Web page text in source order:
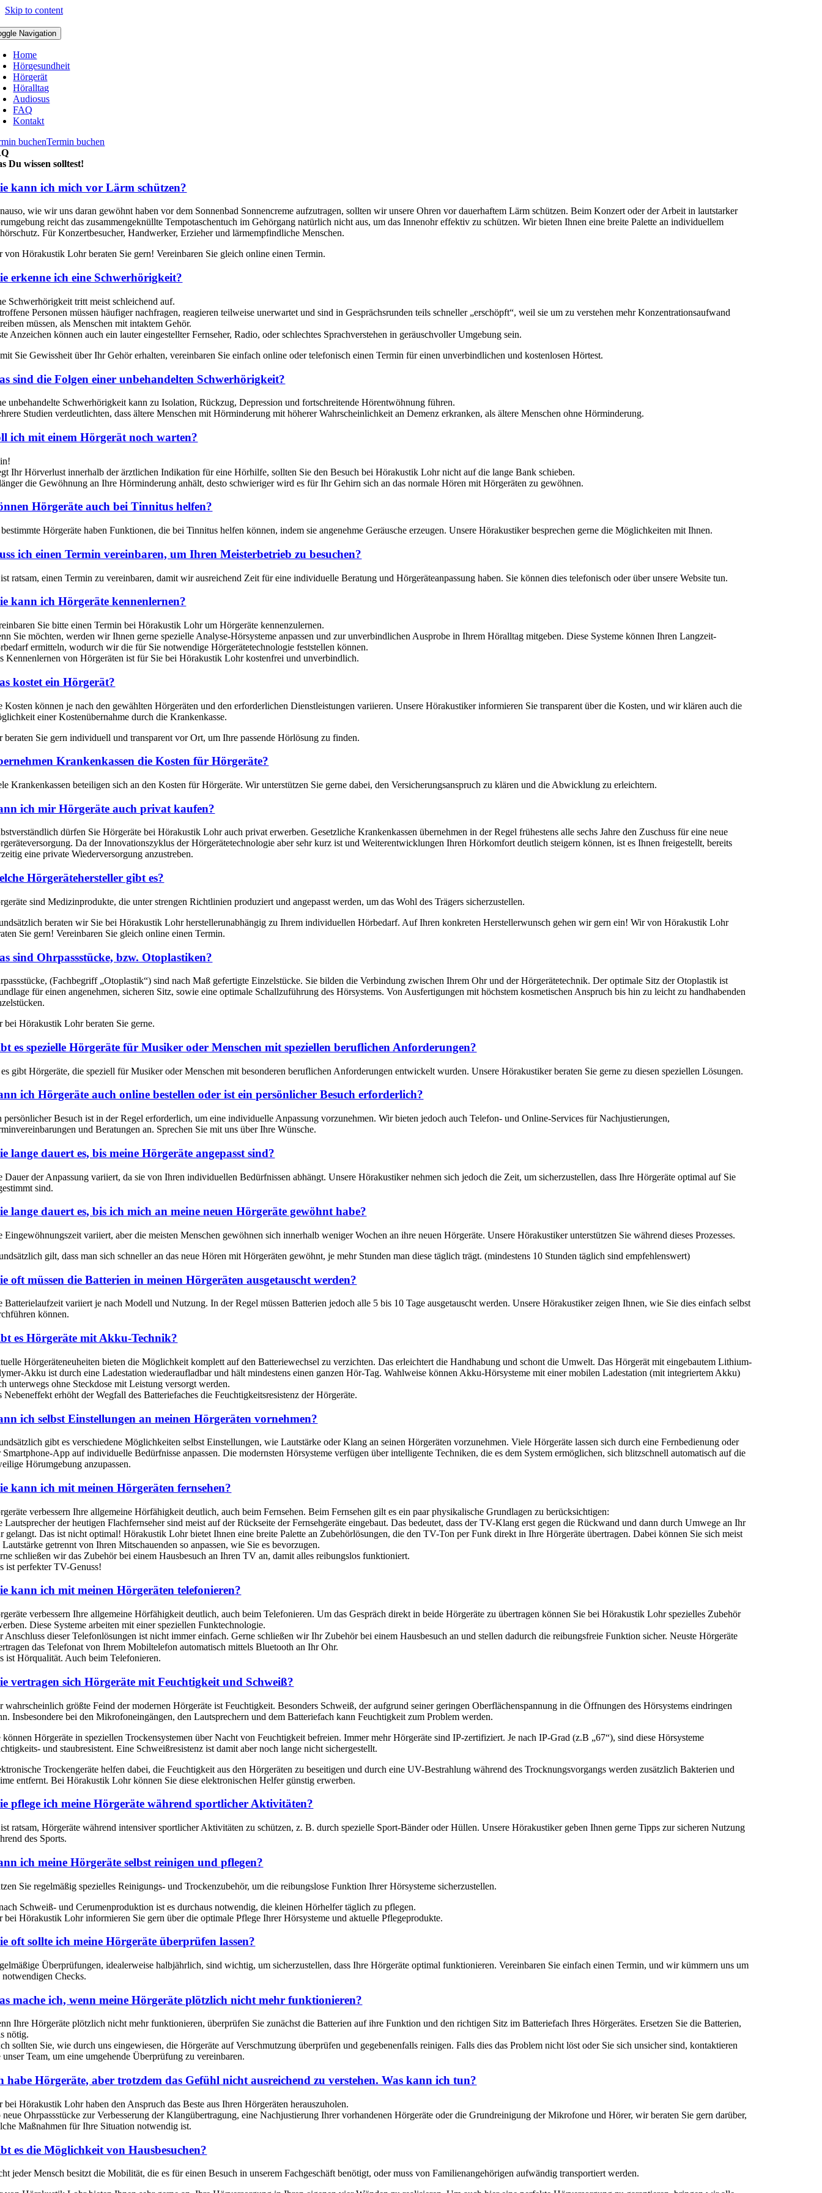
Skip to content
Navigation
Home
Hörgesundheit
Hörgerät
Höralltag
Audiosus
FAQ
Kontakt
buchenTermin buchen
Du wissen solltest!
kann ich mich vor Lärm schützen?
wie wir uns daran gewöhnt haben vor dem Sonnenbad Sonnencreme aufzutragen, sollten wir unsere Ohren vor dauerhaftem Lärm schützen. Beim Konzert oder der Arbeit in lautstarker
reicht das zusammengeknüllte Tempotaschentuch im Gehörgang natürlich nicht aus, um das Innenohr effektiv zu schützen. Wir bieten Ihnen eine breite Palette an individuellem
Für Konzertbesucher, Handwerker, Erzieher und lärmempfindliche Menschen.
von Hörakustik Lohr beraten Sie gern! Vereinbaren Sie gleich online einen Termin.
erkenne ich eine Schwerhörigkeit?
Schwerhörigkeit tritt meist schleichend auf.
Personen müssen häufiger nachfragen, reagieren teilweise unerwartet und sind in Gesprächsrunden teils schneller „erschöpft“, weil sie um zu verstehen mehr Konzentrationsaufwand
müssen, als Menschen mit intaktem Gehör.
Anzeichen können auch ein lauter eingestellter Fernseher, Radio, oder schlechtes Sprachverstehen in geräuschvoller Umgebung sein.
Sie Gewissheit über Ihr Gehör erhalten, vereinbaren Sie einfach online oder telefonisch einen Termin für einen unverbindlichen und kostenlosen Hörtest.
sind die Folgen einer unbehandelten Schwerhörigkeit?
unbehandelte Schwerhörigkeit kann zu Isolation, Rückzug, Depression und fortschreitende Hörentwöhnung führen.
Studien verdeutlichten, dass ältere Menschen mit Hörminderung mit höherer Wahrscheinlichkeit an Demenz erkranken, als ältere Menschen ohne Hörminderung.
ich mit einem Hörgerät noch warten?
Ihr Hörverlust innerhalb der ärztlichen Indikation für eine Hörhilfe, sollten Sie den Besuch bei Hörakustik Lohr nicht auf die lange Bank schieben.
die Gewöhnung an Ihre Hörminderung anhält, desto schwieriger wird es für Ihr Gehirn sich an das normale Hören mit Hörgeräten zu gewöhnen.
Hörgeräte auch bei Tinnitus helfen?
bestimmte Hörgeräte haben Funktionen, die bei Tinnitus helfen können, indem sie angenehme Geräusche erzeugen. Unsere Hörakustiker besprechen gerne die Möglichkeiten mit Ihnen.
ich einen Termin vereinbaren, um Ihren Meisterbetrieb zu besuchen?
ratsam, einen Termin zu vereinbaren, damit wir ausreichend Zeit für eine individuelle Beratung und Hörgeräteanpassung haben. Sie können dies telefonisch oder über unsere Website tun.
kann ich Hörgeräte kennenlernen?
Sie bitte einen Termin bei Hörakustik Lohr um Hörgeräte kennenzulernen.
Sie möchten, werden wir Ihnen gerne spezielle Analyse-Hörsysteme anpassen und zur unverbindlichen Ausprobe in Ihrem Höralltag mitgeben. Diese Systeme können Ihren Langzeit-
ermitteln, wodurch wir die für Sie notwendige Hörgerätetechnologie feststellen können.
Kennenlernen von Hörgeräten ist für Sie bei Hörakustik Lohr kostenfrei und unverbindlich.
kostet ein Hörgerät?
Kosten können je nach den gewählten Hörgeräten und den erforderlichen Dienstleistungen variieren. Unsere Hörakustiker informieren Sie transparent über die Kosten, und wir klären auch die
einer Kostenübernahme durch die Krankenkasse.
beraten Sie gern individuell und transparent vor Ort, um Ihre passende Hörlösung zu finden.
Krankenkassen die Kosten für Hörgeräte?
Krankenkassen beteiligen sich an den Kosten für Hörgeräte. Wir unterstützen Sie gerne dabei, den Versicherungsanspruch zu klären und die Abwicklung zu erleichtern.
ich mir Hörgeräte auch privat kaufen?
dürfen Sie Hörgeräte bei Hörakustik Lohr auch privat erwerben. Gesetzliche Krankenkassen übernehmen in der Regel frühestens alle sechs Jahre den Zuschuss für eine neue
Da der Innovationszyklus der Hörgerätetechnologie aber sehr kurz ist und Weiterentwicklungen Ihren Hörkomfort deutlich steigern können, ist es Ihnen freigestellt, bereits
eine private Wiederversorgung anzustreben.
Hörgerätehersteller gibt es?
sind Medizinprodukte, die unter strengen Richtlinien produziert und angepasst werden, um das Wohl des Trägers sicherzustellen.
beraten wir Sie bei Hörakustik Lohr herstellerunabhängig zu Ihrem individuellen Hörbedarf. Auf Ihren konkreten Herstellerwunsch gehen wir gern ein! Wir von Hörakustik Lohr
Sie gern! Vereinbaren Sie gleich online einen Termin.
sind Ohrpassstücke, bzw. Otoplastiken?
(Fachbegriff „Otoplastik“) sind nach Maß gefertigte Einzelstücke. Sie bilden die Verbindung zwischen Ihrem Ohr und der Hörgerätetechnik. Der optimale Sitz der Otoplastik ist
für einen angenehmen, sicheren Sitz, sowie eine optimale Schallzuführung des Hörsystems. Von Ausfertigungen mit höchstem kosmetischen Anspruch bis hin zu leicht zu handhabenden
bei Hörakustik Lohr beraten Sie gerne.
es spezielle Hörgeräte für Musiker oder Menschen mit speziellen beruflichen Anforderungen?
es gibt Hörgeräte, die speziell für Musiker oder Menschen mit besonderen beruflichen Anforderungen entwickelt wurden. Unsere Hörakustiker beraten Sie gerne zu diesen speziellen Lösungen.
ich Hörgeräte auch online bestellen oder ist ein persönlicher Besuch erforderlich?
persönlicher Besuch ist in der Regel erforderlich, um eine individuelle Anpassung vorzunehmen. Wir bieten jedoch auch Telefon- und Online-Services für Nachjustierungen,
und Beratungen an. Sprechen Sie mit uns über Ihre Wünsche.
lange dauert es, bis meine Hörgeräte angepasst sind?
Dauer der Anpassung variiert, da sie von Ihren individuellen Bedürfnissen abhängt. Unsere Hörakustiker nehmen sich jedoch die Zeit, um sicherzustellen, dass Ihre Hörgeräte optimal auf Sie
sind.
lange dauert es, bis ich mich an meine neuen Hörgeräte gewöhnt habe?
Eingewöhnungszeit variiert, aber die meisten Menschen gewöhnen sich innerhalb weniger Wochen an ihre neuen Hörgeräte. Unsere Hörakustiker unterstützen Sie während dieses Prozesses.
gilt, dass man sich schneller an das neue Hören mit Hörgeräten gewöhnt, je mehr Stunden man diese täglich trägt. (mindestens 10 Stunden täglich sind empfehlenswert)
oft müssen die Batterien in meinen Hörgeräten ausgetauscht werden?
Batterielaufzeit variiert je nach Modell und Nutzung. In der Regel müssen Batterien jedoch alle 5 bis 10 Tage ausgetauscht werden. Unsere Hörakustiker zeigen Ihnen, wie Sie dies einfach selbst
können.
es Hörgeräte mit Akku-Technik?
Hörgeräteneuheiten bieten die Möglichkeit komplett auf den Batteriewechsel zu verzichten. Das erleichtert die Handhabung und schont die Umwelt. Das Hörgerät mit eingebautem Lithium-
Akku ist durch eine Ladestation wiederaufladbar und hält mindestens einen ganzen Hör-Tag. Wahlweise können Akku-Hörsysteme mit einer mobilen Ladestation (mit integriertem Akku)
unterwegs ohne Steckdose mit Leistung versorgt werden.
Nebeneffekt erhöht der Wegfall des Batteriefaches die Feuchtigkeitsresistenz der Hörgeräte.
ich selbst Einstellungen an meinen Hörgeräten vornehmen?
gibt es verschiedene Möglichkeiten selbst Einstellungen, wie Lautstärke oder Klang an seinen Hörgeräten vorzunehmen. Viele Hörgeräte lassen sich durch eine Fernbedienung oder
Smartphone-App auf individuelle Bedürfnisse anpassen. Die modernsten Hörsysteme verfügen über intelligente Techniken, die es dem System ermöglichen, sich blitzschnell automatisch auf die
Hörumgebung anzupassen.
kann ich mit meinen Hörgeräten fernsehen?
verbessern Ihre allgemeine Hörfähigkeit deutlich, auch beim Fernsehen. Beim Fernsehen gilt es ein paar physikalische Grundlagen zu berücksichtigen:
Lautsprecher der heutigen Flachfernseher sind meist auf der Rückseite der Fernsehgeräte eingebaut. Das bedeutet, dass der TV-Klang erst gegen die Rückwand und dann durch Umwege an Ihr
gelangt. Das ist nicht optimal! Hörakustik Lohr bietet Ihnen eine breite Palette an Zubehörlösungen, die den TV-Ton per Funk direkt in Ihre Hörgeräte übertragen. Dabei können Sie sich meist
Lautstärke getrennt von Ihren Mitschauenden so anpassen, wie Sie es bevorzugen.
schließen wir das Zubehör bei einem Hausbesuch an Ihren TV an, damit alles reibungslos funktioniert.
ist perfekter TV-Genuss!
kann ich mit meinen Hörgeräten telefonieren?
verbessern Ihre allgemeine Hörfähigkeit deutlich, auch beim Telefonieren. Um das Gespräch direkt in beide Hörgeräte zu übertragen können Sie bei Hörakustik Lohr spezielles Zubehör
Diese Systeme arbeiten mit einer speziellen Funktechnologie.
Anschluss dieser Telefonlösungen ist nicht immer einfach. Gerne schließen wir Ihr Zubehör bei einem Hausbesuch an und stellen dadurch die reibungsfreie Funktion sicher. Neuste Hörgeräte
das Telefonat von Ihrem Mobiltelefon automatisch mittels Bluetooth an Ihr Ohr.
ist Hörqualität. Auch beim Telefonieren.
vertragen sich Hörgeräte mit Feuchtigkeit und Schweiß?
wahrscheinlich größte Feind der modernen Hörgeräte ist Feuchtigkeit. Besonders Schweiß, der aufgrund seiner geringen Oberflächenspannung in die Öffnungen des Hörsystems eindringen
Insbesondere bei den Mikrofoneingängen, den Lautsprechern und dem Batteriefach kann Feuchtigkeit zum Problem werden.
können Hörgeräte in speziellen Trockensystemen über Nacht von Feuchtigkeit befreien. Immer mehr Hörgeräte sind IP-zertifiziert. Je nach IP-Grad (z.B „67“), sind diese Hörsysteme
und staubresistent. Eine Schweißresistenz ist damit aber noch lange nicht sichergestellt.
Trockengeräte helfen dabei, die Feuchtigkeit aus den Hörgeräten zu beseitigen und durch eine UV-Bestrahlung während des Trocknungsvorgangs werden zusätzlich Bakterien und
entfernt. Bei Hörakustik Lohr können Sie diese elektronischen Helfer günstig erwerben.
pflege ich meine Hörgeräte während sportlicher Aktivitäten?
ratsam, Hörgeräte während intensiver sportlicher Aktivitäten zu schützen, z. B. durch spezielle Sport-Bänder oder Hüllen. Unsere Hörakustiker geben Ihnen gerne Tipps zur sicheren Nutzung
des Sports.
ich meine Hörgeräte selbst reinigen und pflegen?
Sie regelmäßig spezielles Reinigungs- und Trockenzubehör, um die reibungslose Funktion Ihrer Hörsysteme sicherzustellen.
Schweiß- und Cerumenproduktion ist es durchaus notwendig, die kleinen Hörhelfer täglich zu pflegen.
bei Hörakustik Lohr informieren Sie gern über die optimale Pflege Ihrer Hörsysteme und aktuelle Pflegeprodukte.
oft sollte ich meine Hörgeräte überprüfen lassen?
Überprüfungen, idealerweise halbjährlich, sind wichtig, um sicherzustellen, dass Ihre Hörgeräte optimal funktionieren. Vereinbaren Sie einfach einen Termin, und wir kümmern uns um
notwendigen Checks.
mache ich, wenn meine Hörgeräte plötzlich nicht mehr funktionieren?
Ihre Hörgeräte plötzlich nicht mehr funktionieren, überprüfen Sie zunächst die Batterien auf ihre Funktion und den richtigen Sitz im Batteriefach Ihres Hörgerätes. Ersetzen Sie die Batterien,
nötig.
sollten Sie, wie durch uns eingewiesen, die Hörgeräte auf Verschmutzung überprüfen und gegebenenfalls reinigen. Falls dies das Problem nicht löst oder Sie sich unsicher sind, kontaktieren
unser Team, um eine umgehende Überprüfung zu vereinbaren.
habe Hörgeräte, aber trotzdem das Gefühl nicht ausreichend zu verstehen. Was kann ich tun?
bei Hörakustik Lohr haben den Anspruch das Beste aus Ihren Hörgeräten herauszuholen.
neue Ohrpassstücke zur Verbesserung der Klangübertragung, eine Nachjustierung Ihrer vorhandenen Hörgeräte oder die Grundreinigung der Mikrofone und Hörer, wir beraten Sie gern darüber,
Maßnahmen für Ihre Situation notwendig ist.
es die Möglichkeit von Hausbesuchen?
jeder Mensch besitzt die Mobilität, die es für einen Besuch in unserem Fachgeschäft benötigt, oder muss von Familienangehörigen aufwändig transportiert werden.